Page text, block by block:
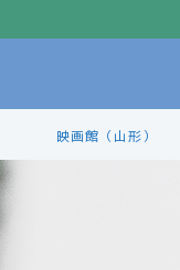
映画館（山形）